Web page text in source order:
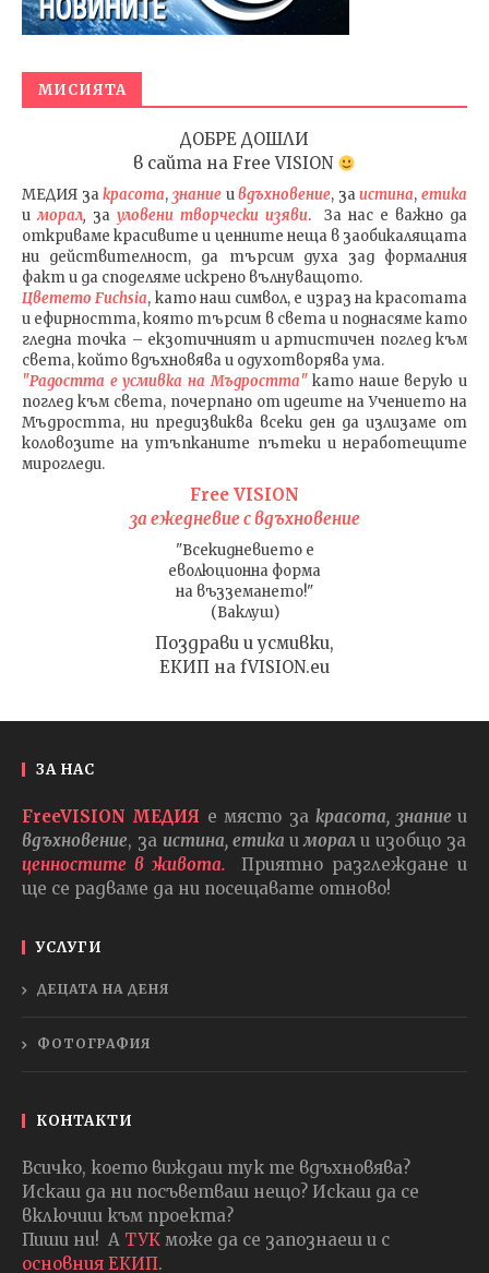
МИСИЯТА
ДОБРЕ ДОШЛИ
в сайта на Free VISION
МЕДИЯ закрасота, знаниеивдъхновение, заистина, етика
иморал, за уловени творчески изяви. За нас е важно да
откриваме красивите и ценните неща в заобикалящата
ни действителност, да търсим духа зад формалния
факт и да споделяме искрено вълнуващото.
Цветето Fuchsia, като наш символ, е израз на красотата
и ефирността, която търсим в света и поднасяме като
гледна точка – екзотичният и артистичен поглед към
света, който вдъхновява и одухотворява ума.
"Радостта е усмивка на Мъдростта"като наше верую и
поглед към света, почерпано от идеите на Учението на
Мъдростта, ни предизвиква всеки ден да излизаме от
коловозите на утъпканите пътеки и неработещите
мирогледи.
Free VISION
за ежедневие с вдъхновение
"Всекидневието е
еволюционна форма
на възземането!"
(Ваклуш)
Поздрави и усмивки,
ЕКИП на fVISION.eu
ЗА НАС
FreeVISION МЕДИЯ е място закрасота, знаниеи
вдъхновение, за истина, етика и морали изобщо за
ценностите в живота.
Приятно разглеждане и
ще се радваме да ни посещавате отново!
УСЛУГИ
ДЕЦАТА НА ДЕНЯ
ФОТОГРАФИЯ
КОНТАКТИ
Всичко, което виждаш тук те вдъхновява?
Искаш да ни посъветваш нещо? Искаш да се
включиш към проекта?
Пиши ни! А ТУК може да се запознаеш и с
основния ЕКИП.